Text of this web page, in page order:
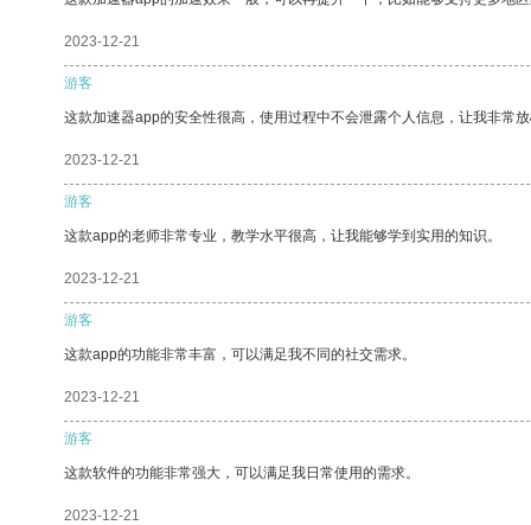
2023-12-21
游客
这款加速器app的安全性很高，使用过程中不会泄露个人信息，让我非常
2023-12-21
游客
这款app的老师非常专业，教学水平很高，让我能够学到实用的知识。
2023-12-21
游客
这款app的功能非常丰富，可以满足我不同的社交需求。
2023-12-21
游客
这款软件的功能非常强大，可以满足我日常使用的需求。
2023-12-21